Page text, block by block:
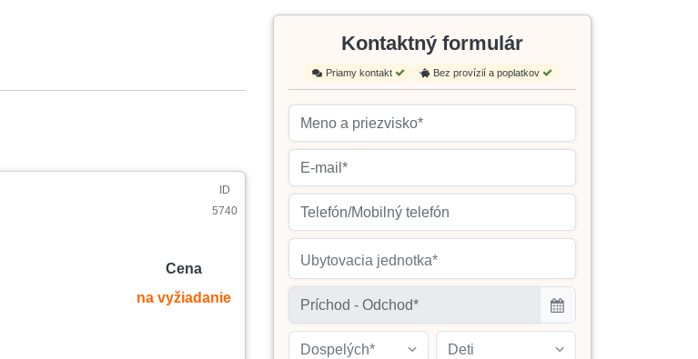
ID
5740
Cena
na vyžiadanie
Kontaktný formulár
Priamy kontakt Bez provízií a poplatkov
Ubytovacia jednotka*
Dospelých* Deti